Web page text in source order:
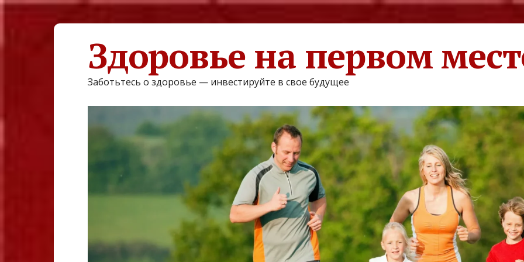
Здоровье на первом
Заботьтесь о здоровье — инвестируйте в свое будущее